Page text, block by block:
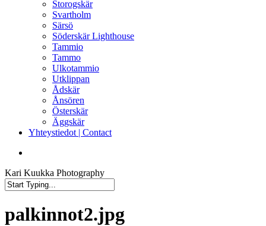
Storogskär
Svartholm
Särsö
Söderskär Lighthouse
Tammio
Tammo
Ulkotammio
Utklippan
Ådskär
Ånsören
Österskär
Äggskär
Yhteystiedot | Contact
Kari Kuukka Photography
Search
palkinnot2.jpg